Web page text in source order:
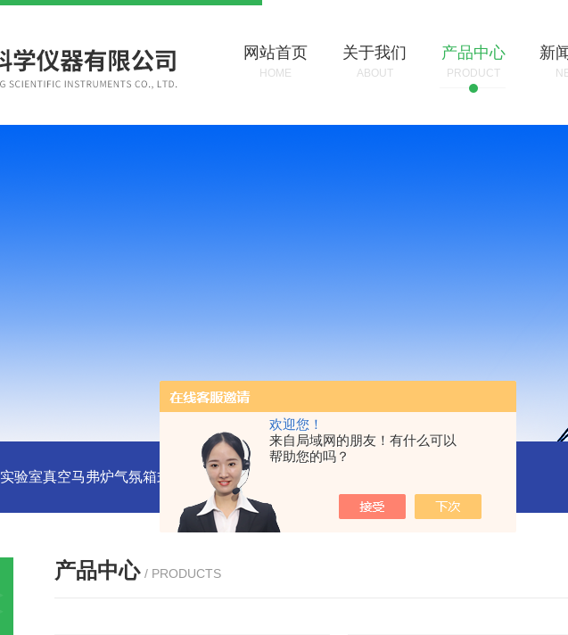
欢迎您！
来自局域网的朋友！有什么可以
帮助您的吗？
网站首页
HOME
关于我们
ABOUT
产品中心
PRODUCT
新
实验室真空马弗炉气氛箱式炉厂家 灰分测定马弗炉-郑州安晟科学仪器 SX2-9-17TP高
产品中心 / PRODUCTS